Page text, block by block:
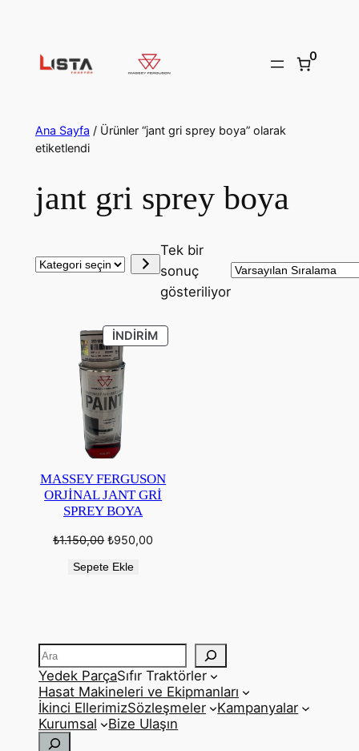
0
Ana Sayfa / Ürünler “jant gri sprey boya” olarak
etiketlendi
jant gri sprey boya
Kategori
Tek bir
sonuç
gösteriliyor
İNDIRIMİNDIRIMDEKI
ÜRÜN
MASSEY FERGUSON
ORJİNAL JANT GRİ
SPREY BOYA
₺1.150,00 Orijinal
₺1.150,00.
₺950,00
Sepete Ekle
Ara
Yedek ParçaSıfır Traktörler
Hasat Makineleri ve Ekipmanları
İkinci EllerimizSözleşmeler
Kampanyalar
Kurumsal
Bize Ulaşın
Ara